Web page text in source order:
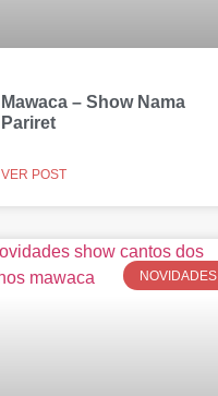
Mawaca – Show Nama
Pariret
VER POST
NOVIDADES